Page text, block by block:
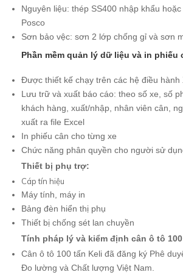
Nguyên liệu: thép SS400 nhập khẩu
Posco
Sơn bảo vệc: sơn 2 lớp chống gỉ và sơn
Phần mềm quản lý dữ liệu và in phiếu
Được thiết kế chạy trên các hệ điều hành
Lưu trữ và xuất báo cáo: theo số xe, số
khách hàng, xuất/nhập, nhân viên cân,
xuất ra file Excel
In phiếu cân cho từng xe
Chức năng phân quyền cho người sử
Thiết bị phụ trợ:
Cáp tín hiệu
Máy tính, máy in
Bảng đèn hiển thị phụ
Thiết bị chống sét lan chuyền
Tính pháp lý và kiểm định cân ô tô
Cân ô tô 100 tấn Keli đã đăng ký Phê
Đo lường và Chất lượng Việt Nam.